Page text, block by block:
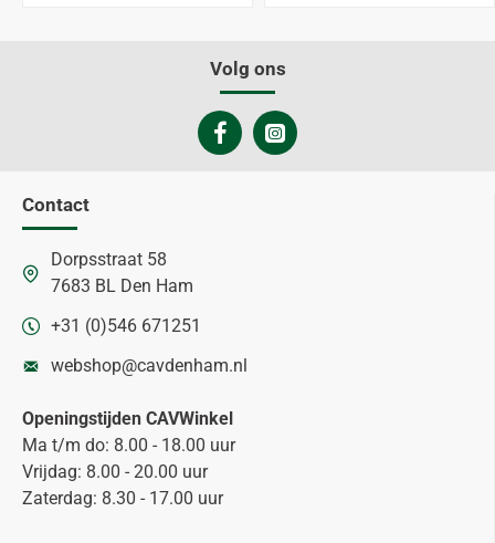
Volg ons
Contact
Dorpsstraat 58
7683 BL Den Ham
+31 (0)546 671251
webshop@cavdenham.nl
Openingstijden CAVWinkel
Ma t/m do: 8.00 - 18.00 uur
Vrijdag: 8.00 - 20.00 uur
Zaterdag: 8.30 - 17.00 uur